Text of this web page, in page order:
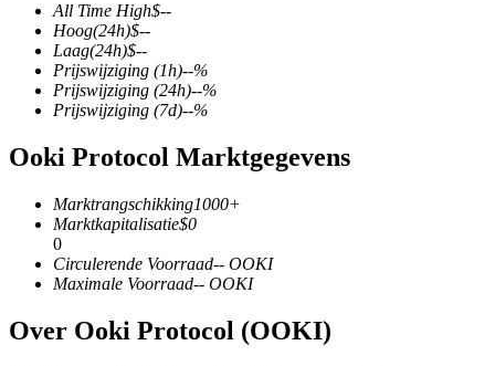
COIN-M-futures
Cryptocurrency-futures
TradFi
Derivaten voor aandelen, forex, edelmetalen en grondstoffen
All Time High$--
Hoog(24h)$--
Laag(24h)$--
Prijswijziging (1h)--%
Prijswijziging (24h)--%
Prijswijziging (7d)--%
Ooki Protocol Marktgegevens
Marktrangschikking1000+
Marktkapitalisatie$0
0
Circulerende Voorraad-- OOKI
Maximale Voorraad-- OOKI
Over Ooki Protocol (OOKI)